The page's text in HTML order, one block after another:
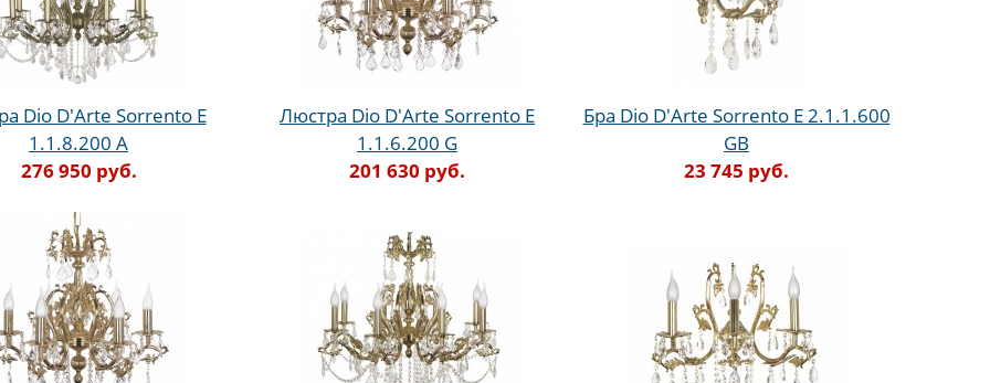
Dio D'Arte Sorrento E
1.1.8.200 A
276 950 руб.
Люстра Dio D'Arte Sorrento E
1.1.6.200 G
201 630 руб.
Бра Dio D'Arte Sorrento E 2.1.1.600
GB
23 745 руб.